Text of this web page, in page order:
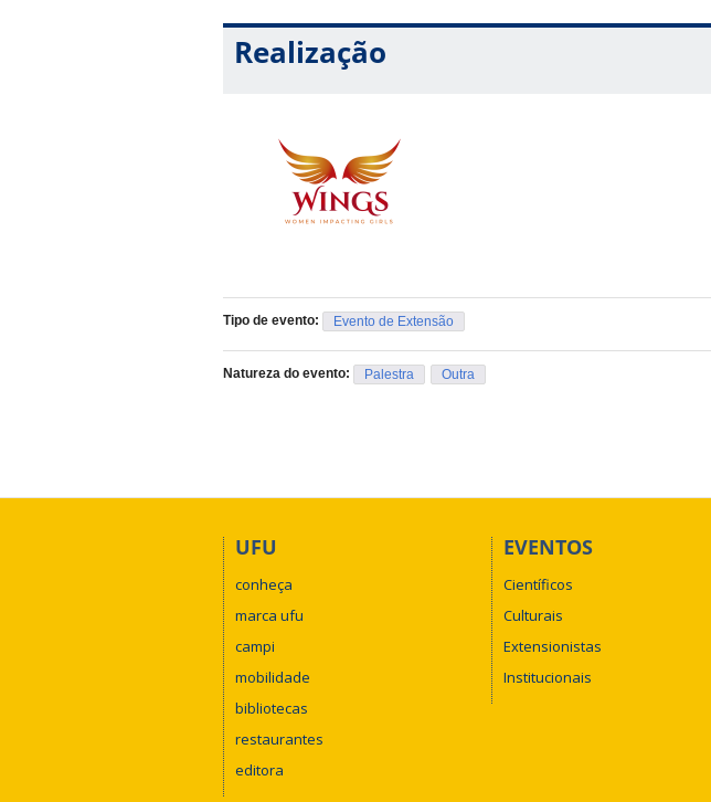
Realização
Tipo de evento: Evento de Extensão
Natureza do evento: Palestra Outra
UFU
conheça
marca ufu
campi
mobilidade
bibliotecas
restaurantes
editora
EVENTOS
Científicos
Culturais
Extensionistas
Institucionais